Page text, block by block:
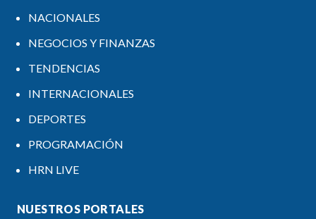
NACIONALES
NEGOCIOS Y FINANZAS
TENDENCIAS
INTERNACIONALES
DEPORTES
PROGRAMACIÓN
HRN LIVE
NUESTROS PORTALES